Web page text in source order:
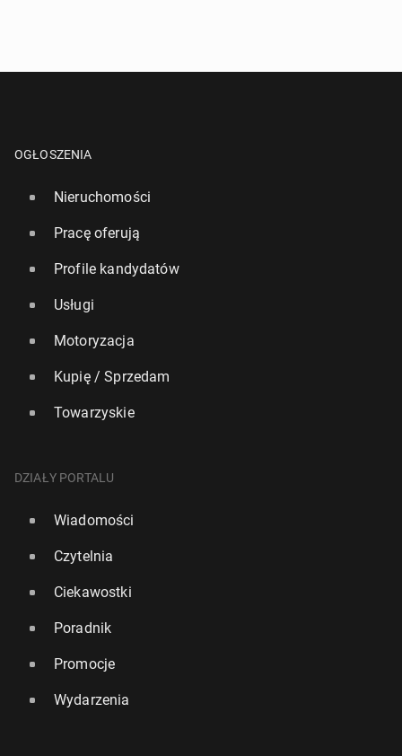
OGŁOSZENIA
Nieruchomości
Pracę oferują
Profile kandydatów
Usługi
Motoryzacja
Kupię / Sprzedam
Towarzyskie
DZIAŁY PORTALU
Wiadomości
Czytelnia
Ciekawostki
Poradnik
Promocje
Wydarzenia